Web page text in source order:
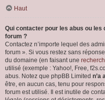
Haut
Qui contacter pour les abus ou
forum ?
Contactez n’importe lequel des
forum ». Si vous restez sans
du domaine (en faisant une
utilisé (exemple : Yahoo!, Free,
abus. Notez que phpBB Limited n’a
être, en aucun cas, tenu pour
forum est utilisé. Il est inutile de